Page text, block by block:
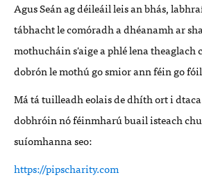
Agus Seán ag déileáil leis an bhás,
tábhacht le comóradh a dhéanamh ar
mothucháin s'aige a phlé lena theaglach
dobrón le mothú go smior ann féin go
Má tá tuilleadh eolais de dhíth ort i
dobhróin nó féinmharú buail isteach
suíomhanna seo:
https://pipscharity.com